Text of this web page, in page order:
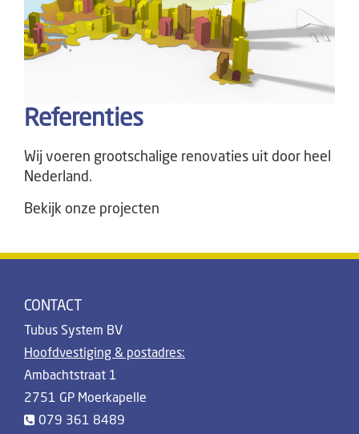
Referenties
Wij voeren grootschalige renovaties uit door heel
Nederland.
Bekijk onze projecten
CONTACT
Tubus System BV
Hoofdvestiging & postadres:
Ambachtstraat 1
2751 GP Moerkapelle
079 361 8489